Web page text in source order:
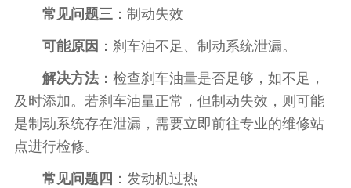
常见问题三：制动失效
可能原因 ：刹车油不足、制动系统泄漏。
解决方法：检查刹车油量是否足够，如不足，
及时添加。若刹车油量正常，但制动失效，则可能
是制动系统存在泄漏，需要立即前往专业的维修站
点进行检修。
常见问题四 ：发动机过热